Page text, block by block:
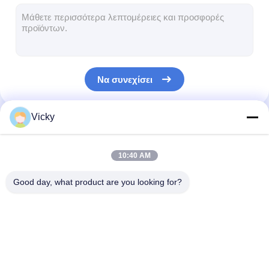
μηχάνημα επίστρωσης του χαρτιού
Μέρη μηχανών ελασματοποίησης
Φγμένη λειωμένο μέταλλο μηχανή υφάσματος
Να συνεχίσει
Οι Κατηγορίες Μας
Vicky
10:40 AM
Good day, what product are you looking for?